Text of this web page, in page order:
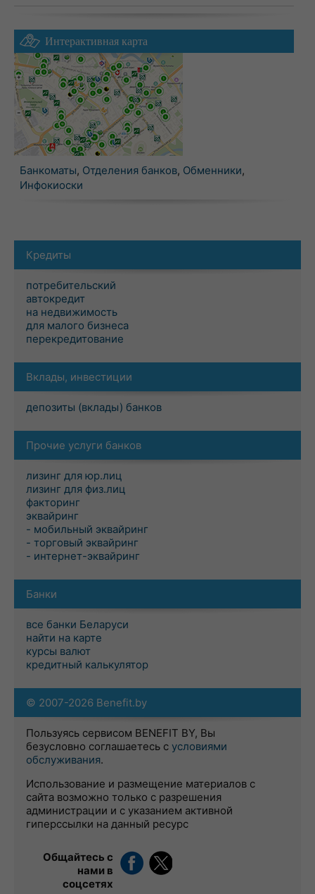
Интерактивная карта
Банкоматы, Отделения банков, Обменники,
Инфокиоски
Кредиты
потребительский
автокредит
на недвижимость
для малого бизнеса
перекредитование
Вклады, инвестиции
депозиты (вклады) банков
Прочие услуги банков
лизинг для юр.лиц
лизинг для физ.лиц
факторинг
эквайринг
- мобильный эквайринг
- торговый эквайринг
- интернет-эквайринг
Банки
все банки Беларуси
найти на карте
курсы валют
кредитный калькулятор
© 2007-2026 Benefit.by
Пользуясь сервисом BENEFIT BY, Вы
безусловно соглашаетесь с условиями
обслуживания.
Использование и размещение материалов с
сайта возможно только с разрешения
администрации и с указанием активной
гиперссылки на данный ресурс
Общайтесь с
нами в
соцсетях